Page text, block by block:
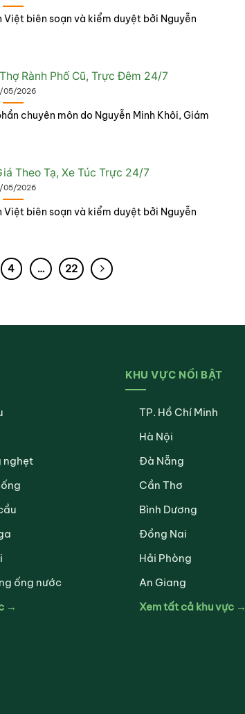
Việt biên soạn và kiểm duyệt bởi Nguyễn
Rành Phố Cũ, Trực Đêm 24/7
05/2026
chuyên môn do Nguyễn Minh Khôi, Giám
Theo Tạ, Xe Túc Trực 24/7
05/2026
Việt biên soạn và kiểm duyệt bởi Nguyễn
4 … 22
nghẹt
ống nước
→
KHU VỰC NỔI BẬT
TP. Hồ Chí Minh
Hà Nội
Đà Nẵng
Cần Thơ
Bình Dương
Đồng Nai
Hải Phòng
An Giang
Xem tất cả khu vực →